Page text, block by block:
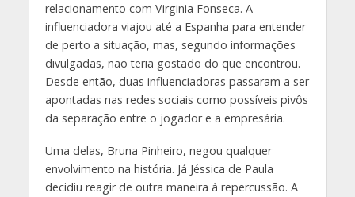
relacionamento com Virginia Fonseca. A
influenciadora viajou até a Espanha para entender
de perto a situação, mas, segundo informações
divulgadas, não teria gostado do que encontrou.
Desde então, duas influenciadoras passaram a ser
apontadas nas redes sociais como possíveis pivôs
da separação entre o jogador e a empresária.
Uma delas, Bruna Pinheiro, negou qualquer
envolvimento na história. Já Jéssica de Paula
decidiu reagir de outra maneira à repercussão. A